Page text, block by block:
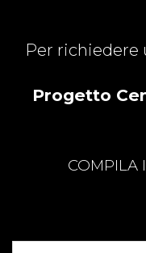
Per richiedere
Progetto
COMPILA